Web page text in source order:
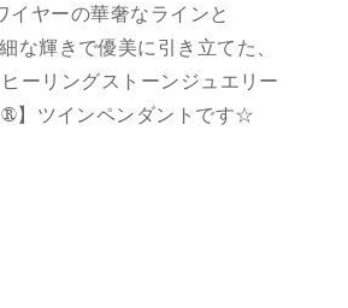
イヤーの華奢なラインと
な輝きで優美に引き立てた、
ーリングストーンジュエリー
®】ツインペンダントです☆